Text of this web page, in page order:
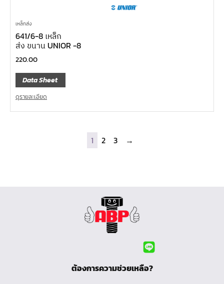
เหล็กส่ง
641/6-8 เหล็ก
ส่ง ขนาน UNIOR -8
220.00
Data Sheet
ดูรายละเอียด
1 2 3 →
ต้องการความช่วยเหลือ?